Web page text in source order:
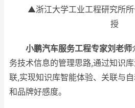
▲浙江大学工业工程研究所
授
小鹏汽车服务工程专家刘老师
务技术信息的管理思路,通过知识
联,实现知识库智能体验、关联与
和品牌好感度。